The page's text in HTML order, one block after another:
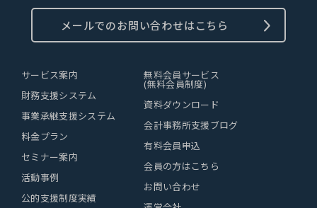
メールでのお問い合わせはこちら
サービス案内
財務支援システム
事業承継支援システム
料金プラン
セミナー案内
活動事例
公的支援制度実績
無料会員サービス
(無料会員制度)
資料ダウンロード
会計事務所支援ブログ
有料会員申込
会員の方はこちら
お問い合わせ